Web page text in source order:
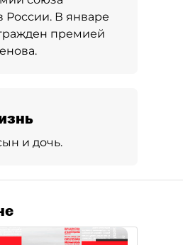
России. В январе
премией
и дочь.